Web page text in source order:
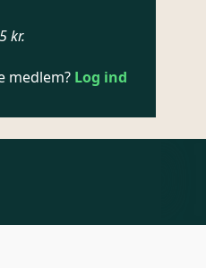
kr.
medlem? Log ind